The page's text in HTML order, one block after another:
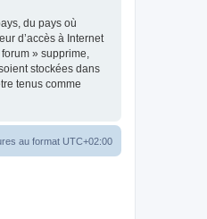
du pays où
d’accès à Internet
» supprime,
stockées dans
tenus comme
au format UTC+02:00